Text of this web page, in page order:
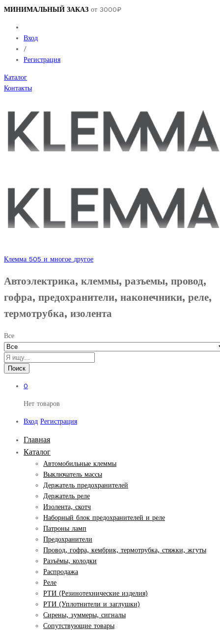
МИНИМАЛЬНЫЙ ЗАКАЗ от 3000₽
Вход
/
Регистрация
Каталог
Контакты
Клемма 505 и многое другое
Автоэлектрика, клеммы, разъемы, провод,
гофра, предохранители, наконечники, реле,
термотрубка, изолента
Все
Поиск
0
Нет товаров
Вход Регистрация
Главная
Каталог
Автомобильные клеммы
Выключатель массы
Держатель предохранителей
Держатель реле
Изолента, скотч
Наборный блок предохранителей и реле
Патроны ламп
Предохранители
Провод, гофра, кембрик, термотрубка, стяжки, жгуты
Разъёмы, колодки
Распродажа
Реле
РТИ (Резинотехнические изделия)
РТИ (Уплотнители и заглушки)
Сирены, зуммеры, сигналы
Сопутствующие товары